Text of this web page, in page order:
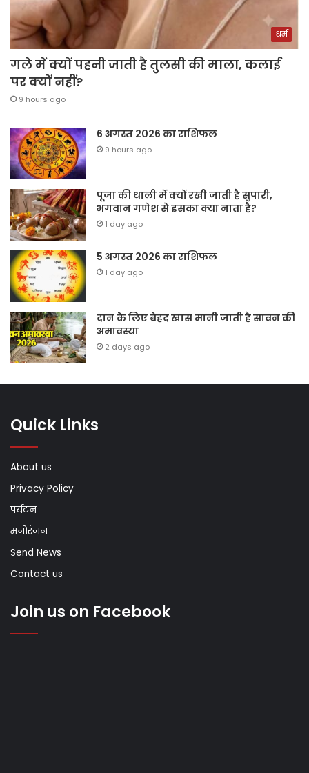
धर्म
गले में क्यों पहनी जाती है तुलसी की माला, कलाई
पर क्यों नहीं?
9 hours ago
6 अगस्त 2026 का राशिफल
9 hours ago
पूजा की थाली में क्यों रखी जाती है सुपारी,
भगवान गणेश से इसका क्या नाता है?
1 day ago
5 अगस्त 2026 का राशिफल
1 day ago
दान के लिए बेहद खास मानी जाती है सावन की
अमावस्या
2 days ago
Quick Links
About us
Privacy Policy
पर्यटन
मनोरंजन
Send News
Contact us
Join us on Facebook